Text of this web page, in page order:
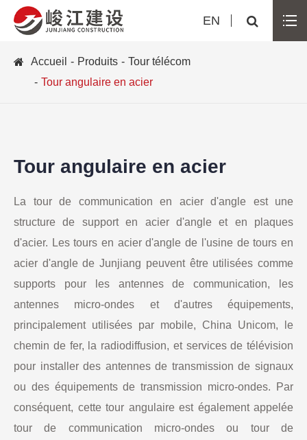
EN
Accueil Produits
Tour télécom
Tour angulaire en acier
Tour angulaire en acier
La tour de communication en acier d'angle est une
structure de support en acier d'angle et en plaques
d'acier. Les tours en acier d'angle de l'usine de tours en
acier d'angle de Junjiang peuvent être utilisées comme
supports pour les antennes de communication, les
antennes micro-ondes et d'autres équipements,
principalement utilisées par mobile, China Unicom, le
chemin de fer, la radiodiffusion, et services de télévision
pour installer des antennes de transmission de signaux
ou des équipements de transmission micro-ondes. Par
conséquent, cette tour angulaire est également appelée
tour de communication micro-ondes ou tour de